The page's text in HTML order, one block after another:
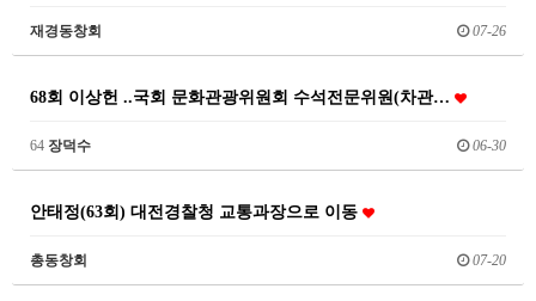
재경동창회 07-26
68회 이상헌 ..국회 문화관광위원회 수석전문위원(차관…
64 장덕수 06-30
안태정(63회) 대전경찰청 교통과장으로 이동
총동창회 07-20